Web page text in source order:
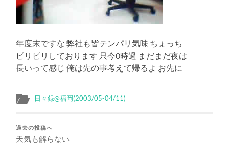
年度末ですな 弊社も皆テンパリ気味 ちょっち
ピリピリしております 只今0時過 まだまだ夜は
長いって感じ 俺は先の事考えて帰るよ お先に
日々録@福岡(2003/05-04/11)
過去の投稿へ
天気も解らない